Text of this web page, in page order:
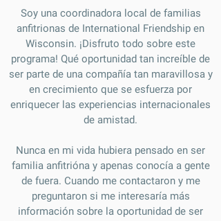
Soy una coordinadora local de familias
anfitrionas de International Friendship en
Wisconsin. ¡Disfruto todo sobre este
programa! Qué oportunidad tan increíble de
ser parte de una compañía tan maravillosa y
en crecimiento que se esfuerza por
enriquecer las experiencias internacionales
de amistad.
Nunca en mi vida hubiera pensado en ser
familia anfitrióna y apenas conocía a gente
de fuera. Cuando me contactaron y me
preguntaron si me interesaría más
información sobre la oportunidad de ser